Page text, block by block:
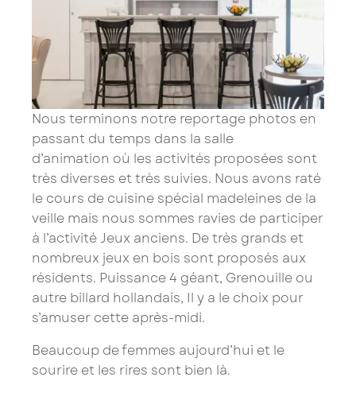
Nous terminons notre reportage photos en
passant du temps dans la salle
d’animation où les activités proposées sont
très diverses et très suivies. Nous avons raté
le cours de cuisine spécial madeleines de la
veille mais nous sommes ravies de participer
à l’activité Jeux anciens. De très grands et
nombreux jeux en bois sont proposés aux
résidents. Puissance 4 géant, Grenouille ou
autre billard hollandais, Il y a le choix pour
s’amuser cette après-midi.
Beaucoup de femmes aujourd’hui et le
sourire et les rires sont bien là.